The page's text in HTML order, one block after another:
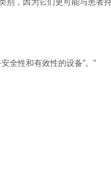
别，因为它们更可能与患者
全性和有效性的设备”。”